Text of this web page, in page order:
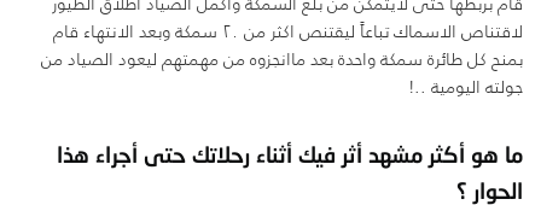
لاقتناص الاسماك تباعاً ليقتنص اكثر من ٢٠ سمكة وبعد الانتهاء قام
بمنح كل طائرة سمكة واحدة بعد ماانجزوه من مهمتهم ليعود الصياد من
جولته اليومية ..!
ما هو أكثر مشهد أثر فيك أثناء رحلاتك حتى أجراء هذا
الحوار ؟